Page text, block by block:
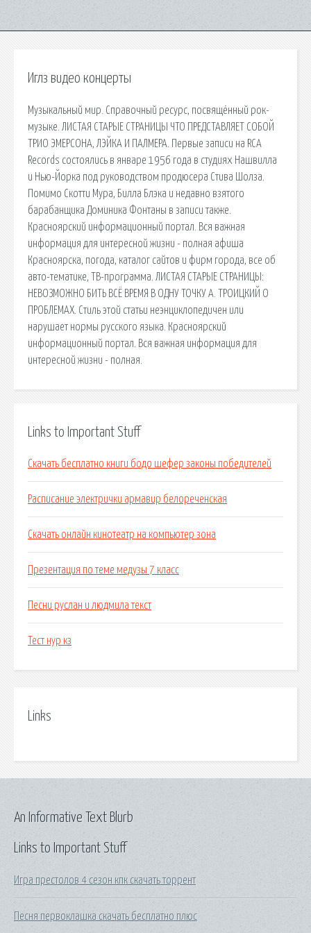
Иглз видео концерты
Музыкальный мир. Справочный ресурс, посвящённый рок-
музыке. ЛИСТАЯ СТАРЫЕ СТРАНИЦЫ ЧТО ПРЕДСТАВЛЯЕТ СОБОЙ
ТРИО ЭМЕРСОНА, ЛЭЙКА И ПАЛМЕРА. Первые записи на RCA
Records состоялись в январе 1956 года в студиях Нашвилла
и Нью-Йорка под руководством продюсера Стива Шолза.
Помимо Скотти Мура, Билла Блэка и недавно взятого
барабанщика Доминика Фонтаны в записи также.
Красноярский информационный портал. Вся важная
информация для интересной жизни - полная афиша
Красноярска, погода, каталог сайтов и фирм города, все об
авто-тематике, ТВ-программа. ЛИСТАЯ СТАРЫЕ СТРАНИЦЫ:
НЕВОЗМОЖНО БИТЬ ВСЁ ВРЕМЯ В ОДНУ ТОЧКУ А. ТРОИЦКИЙ О
ПРОБЛЕМАХ. Стиль этой статьи неэнциклопедичен или
нарушает нормы русского языка. Красноярский
информационный портал. Вся важная информация для
интересной жизни - полная.
Links to Important Stuff
Скачать бесплатно книги бодо шефер законы победителей
Расписание электрички армавир белореченская
Скачать онлайн кинотеатр на компьютер зона
Презентация по теме медузы 7 класс
Песни руслан и людмила текст
Тест нур кз
Links
Links to Important Stuff
Игра престолов 4 сезон кпк скачать торрент
Песня первоклашка скачать бесплатно плюс
An Informative Text Blurb